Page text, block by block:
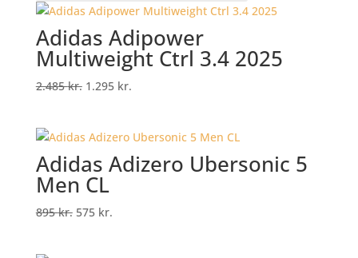
Adidas Adipower
Multiweight Ctrl 3.4 2025
2.485kr. Original
2.485 kr..
1.295 kr.Current
1.295 kr..
Adidas Adizero Ubersonic 5
Men CL
895kr. Original
575 kr.Current